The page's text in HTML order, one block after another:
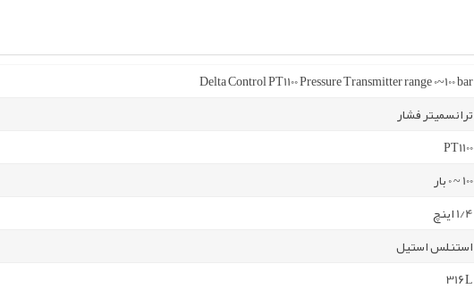
Delta Control PT1100 Pressure Transmitter range 0~100 bar
ترانسمیتر فشار
PT1100
100 ~ 0 بار
1/4 اینچ
استنلس استیل
316L